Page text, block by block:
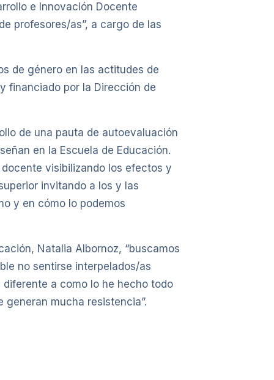
e Innovación Docente
profesores/as”, a cargo de las
de género en las actitudes de
financiado por la Dirección de
de una pauta de autoevaluación
en la Escuela de Educación.
visibilizando los efectos y
invitando a los y las
y en cómo lo podemos
Natalia Albornoz, “buscamos
no sentirse interpelados/as
a como lo he hecho todo
mucha resistencia”.